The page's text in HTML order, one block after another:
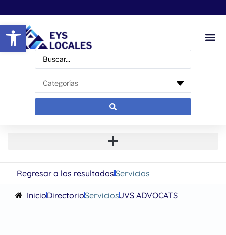
Abrir barra de herramientas
Regresar a los resultadosServicios
InicioDirectorioServiciosJVS ADVOCATS